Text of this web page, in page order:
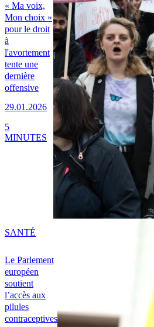
« Ma voix,
Mon choix »
pour le droit
à
l'avortement
tente une
dernière
offensive
29.01.2026
5
MINUTES
Le Parlement
européen
soutient
l’accès aux
pilules
contraceptives
SANTÉ